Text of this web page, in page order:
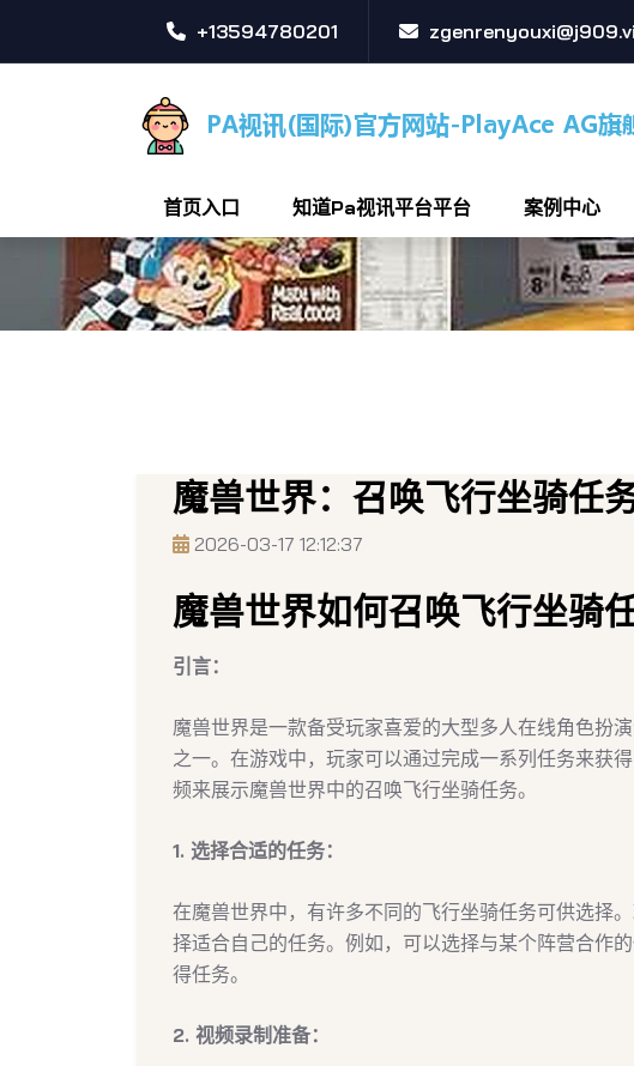
+13594780201
首页入口 知道pa视讯平台平台 案例中心
魔兽世界：召唤飞行坐骑任
2026-03-17 12:12:37
魔兽世界如何召唤飞行坐骑
引言：
魔兽世界是一款备受玩家喜爱的大型多人在线角色扮
之一。在游戏中，玩家可以通过完成一系列任务来获
频来展示魔兽世界中的召唤飞行坐骑任务。
1. 选择合适的任务：
在魔兽世界中，有许多不同的飞行坐骑任务可供选择
择适合自己的任务。例如，可以选择与某个阵营合作
得任务。
2. 视频录制准备：